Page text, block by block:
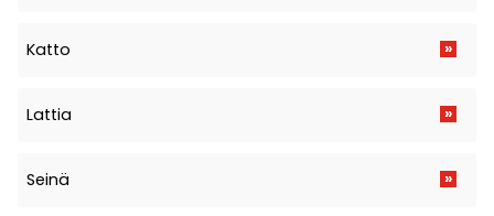
Katto »
Lattia »
Seinä »